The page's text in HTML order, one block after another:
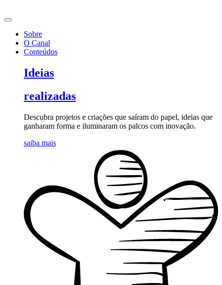
para
conteúdoSobre
O Canal
Conteúdos
Ideias
realizadas
Descubra projetos e criações que saíram do papel, ideias que
ganharam forma e iluminaram os palcos com inovação.
saiba mais